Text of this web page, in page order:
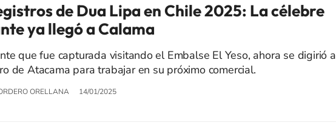
de Dua Lipa en Chile 2025: La célebre
ya llegó a Calama
que fue capturada visitando el Embalse El Yeso, ahora se digirió a
de Atacama para trabajar en su próximo comercial.
ORELLANA 14/01/2025